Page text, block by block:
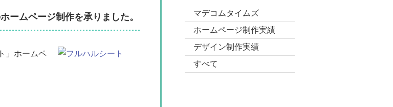
ームページ制作を承りました。
」ホームペ
マデコムタイムズ
ホームページ制作実績
デザイン制作実績
すべて